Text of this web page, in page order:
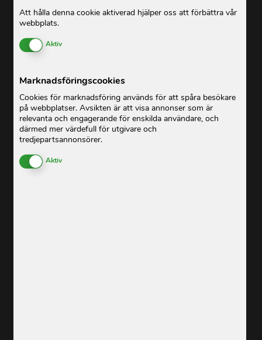
Att hålla denna cookie aktiverad hjälper oss att förbättra vår
webbplats.
Enable or Disable Cookies
Aktiv
Marknadsföringscookies
Cookies för marknadsföring används för att spåra besökare
på webbplatser. Avsikten är att visa annonser som är
relevanta och engagerande för enskilda användare, och
därmed mer värdefull för utgivare och
tredjepartsannonsörer.
Enable or Disable Cookies
Aktiv